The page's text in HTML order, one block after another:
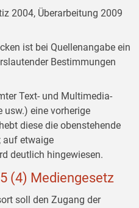
2004, Überarbeitung 2009
ist bei Quellenangabe ein
Bestimmungen
Text- und Multimedia-
usw.) eine vorherige
diese die obenstehende
auf etwaige
deutlich hingewiesen.
(4) Mediengesetz
soll den Zugang der